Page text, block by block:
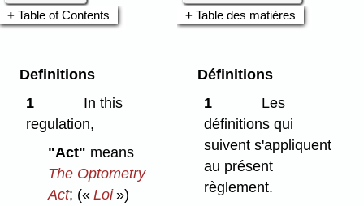
Table of Contents
Table des matières
Definitions
1
In this
regulation,
"Act" means
The Optometry
Act; (« Loi»)
Définitions
1
Les
définitions qui
suivent s'appliquent
au présent
règlement.